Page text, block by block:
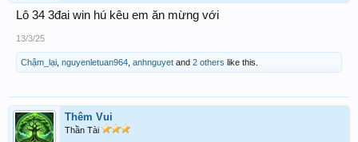
Lô 34 3đai win hú kêu em ăn mừng với
13/3/25
Chậm_lại nguyenletuan964 anhnguyet and 2 others like this.
Thêm Vui
Thần Tài